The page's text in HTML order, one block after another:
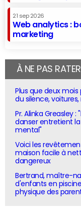
21 sep 2026
Web analytics :
marketing
À NE PAS RATER
Plus que deux mois
du silence,
Pr. Alinka Greasley
danser entretient
mental"
Voici les
maison facile à
dangereux
Bertrand, maître-
d'enfants en
physique des